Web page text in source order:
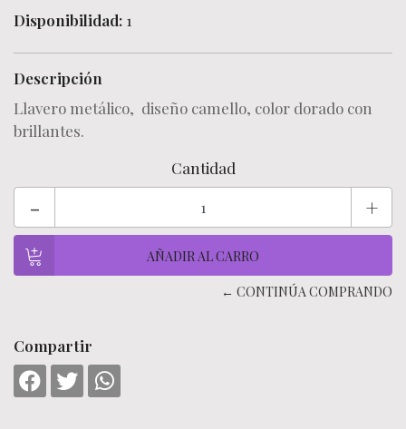
Disponibilidad: 1
Descripción
Llavero metálico, diseño camello, color dorado con
brillantes.
Cantidad
- +
← CONTINÚA COMPRANDO
Compartir